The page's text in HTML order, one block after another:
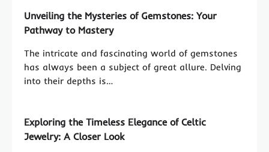
Unveiling the Mysteries of Gemstones: Your
Pathway to Mastery
The intricate and fascinating world of gemstones
has always been a subject of great allure. Delving
into their depths is…
Exploring the Timeless Elegance of Celtic
Jewelry: A Closer Look